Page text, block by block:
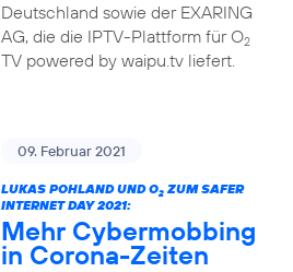
Deutschland sowie der EXARING
AG, die die IPTV-Plattform für O2
TV powered by waipu.tv liefert.
09. Februar 2021
LUKAS POHLAND UND O2ZUM SAFER
INTERNET DAY 2021:
Mehr Cybermobbing
in Corona-Zeiten